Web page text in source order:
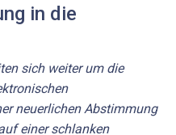
in die
sich weiter um die
neuerlichen Abstimmung
einer schlanken